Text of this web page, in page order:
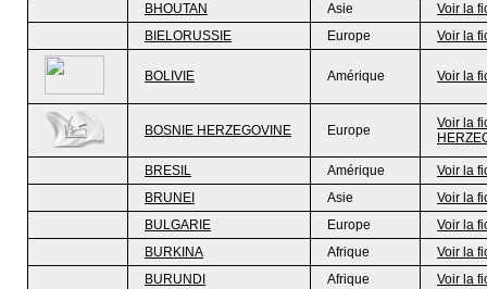
BHOUTAN Asie
Voir la
BIELORUSSIE
Europe Voir la
BOLIVIE Amérique Voir la
BOSNIE HERZEGOVINE Europe
Voir la
BRESIL Amérique
Voir la
BRUNEI
Asie
Voir la
BULGARIE
Europe
Voir la
BURKINA
Afrique
Voir la
BURUNDI
Afrique
Voir la